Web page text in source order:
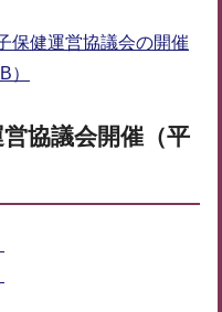
健運営協議会の開催
）
協議会開催（平